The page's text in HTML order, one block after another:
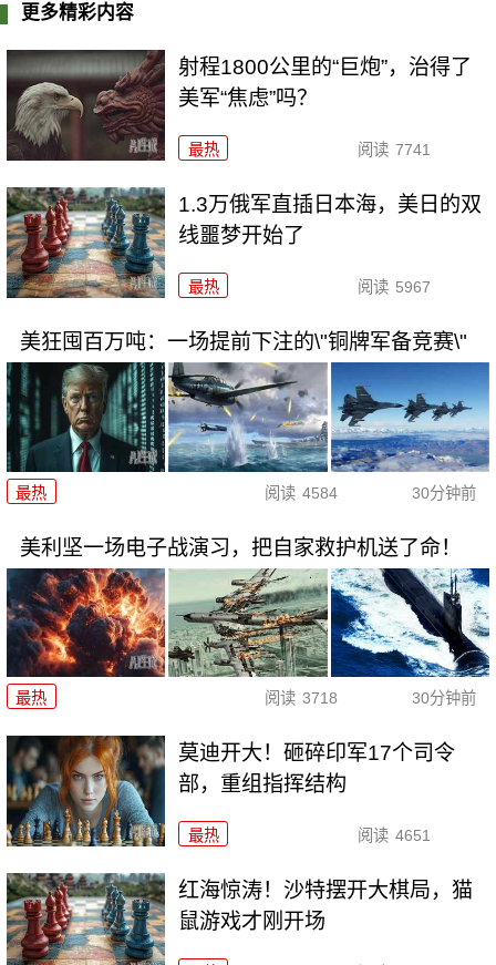
更多精彩内容
射程1800公里的“巨炮”，治得了
美军“焦虑”吗？
最热 阅读 7741
1.3万俄军直插日本海，美日的双
线噩梦开始了
最热 阅读 5967
美狂囤百万吨：一场提前下注的\"铜牌军备竞赛\"
最热 阅读 4584 30分钟前
美利坚一场电子战演习，把自家救护机送了命！
最热 阅读 3718 30分钟前
莫迪开大！砸碎印军17个司令
部，重组指挥结构
最热 阅读 4651
红海惊涛！沙特摆开大棋局，猫
鼠游戏才刚开场